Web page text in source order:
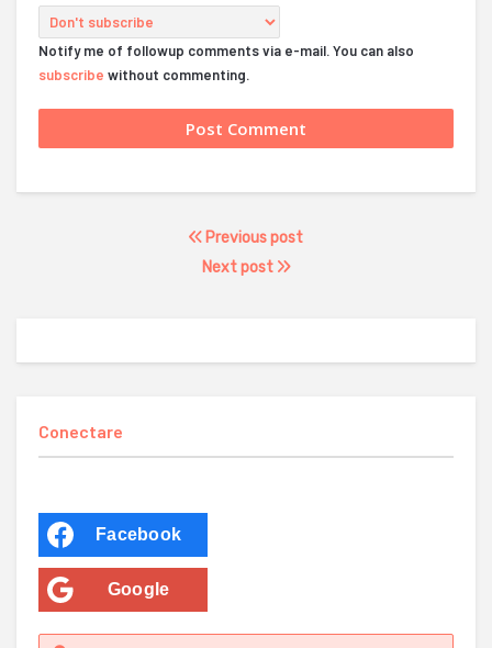
Notify me of followup comments via e-mail. You can also
subscribe without commenting.
Previous post
Next post
Conectare
Facebook
Google